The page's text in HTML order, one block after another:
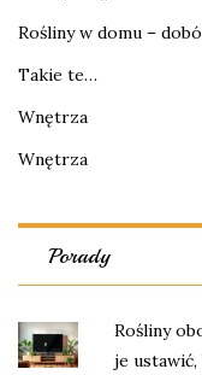
Rośliny w domu –
Takie te…
Wnętrza
Wnętrza
Porady
Rośliny
je